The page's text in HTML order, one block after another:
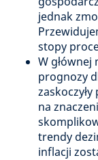
jednak
stopy
W
prognozy
na
trendy
inflacji